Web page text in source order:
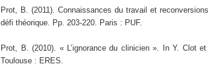
Prot, B. (2011). Connaissances du travail et
défi théorique. Pp. 203-220. Paris : PUF.
Prot, B. (2010). « L’ignorance du clinicien ». In Y. Clot
Toulouse : ERES.